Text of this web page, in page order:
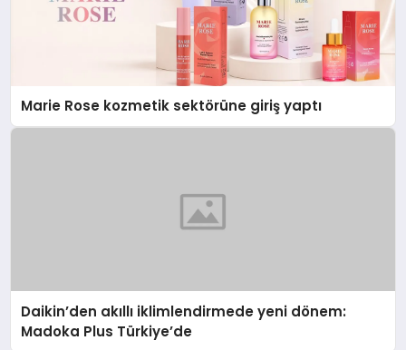
Marie Rose kozmetik sektörüne giriş yaptı
Daikin’den akıllı iklimlendirmede yeni dönem:
Madoka Plus Türkiye’de